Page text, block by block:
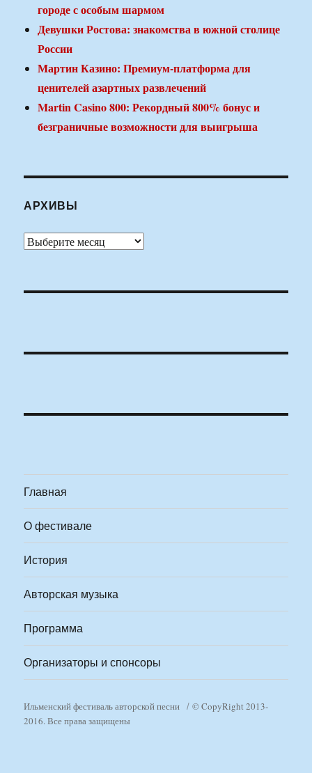
городе с особым шармом
Девушки Ростова: знакомства в южной столице
России
Мартин Казино: Премиум-платформа для
ценителей азартных развлечений
Martin Casino 800: Рекордный 800% бонус и
безграничные возможности для выигрыша
АРХИВЫ
Архивы
Главная
О фестивале
История
Авторская музыка
Программа
Организаторы и спонсоры
Ильменский фестиваль авторской песни
© CopyRight 2013-
2016. Все права защищены